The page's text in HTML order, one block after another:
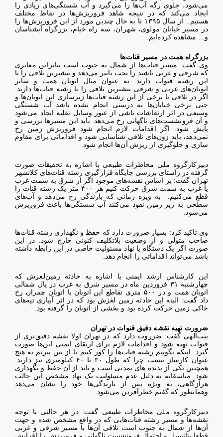
می‌شود، جلوی رگه آب‌ها را می‌گیرد و آب شستگی‌های زیادی را
ایجاد می‌کند که در نتیجه شاهد فروریزش‌ها در نقاظ مختلف
هستیم. از سال ۱۳۹۵ تا به حال چندین مورد از این فروریزش‌ها را
در مسیر خیابان مولوی، شهران، سه راه خیام، بزرگراه آبشناسان
و... مشاهده کرده‌ایم.
بزرگراه همت در مسیر قنات‌ها
وی گفت: مسیر قنات‌ها از شمال به جنوب است بنابراین معابری
که شرقی و غربی باشند را تحت تاثیر می‌دهد و بیشترین تلاقی را با
این رشته قنوات دارند. به عنوان مثال اتوبان همت و سایر
اتوبان‌های غربی و شرقی بیشترین تلاقی را با رشته قنات‌ها دارند.
اگر در تلاقی با برخی از این رشته قنات‌ها زیرسازی این اتوبان‌ها و
حتی برخی خیابان‌ها به درستی انجام نشده باشد آب شستگی
وسیعی در اثر ارتعاشات ناشی از عبور وسایل نقلیه ایجاد می‌شود
و آن فرونشست‌های ناگهانی رخ می‌دهد. باید این مسیرها بررسی و
پایش شود. اگر اقدامات لازم انجام شود فروریزش زمین رخ
نمی‌دهد، باید زون‌های تلاقی شناسایی شود و اقداماتی برای مقاوم
سازی و جلوگیری از ریزش‌ آن‌ها انجام شود.
دبیرکارگروه ملی مخاطرات طبیعی با اشاره به تحقیقات صورت
گرفته در راستای بررسی جایگاه قرارگیری رشته قنات‌های کلانشهر
تهران گفت: بر اساس نقشه‌های موجود اگر از شرق به سمت غرب
یا غرب به سمت شرق حرکت کنیم هر ۴۰۰ متر یک رشته قنات را
قطع می‌کنیم. به ویژه زمانی که بارندگی رخ می‌دهد و آب‌های
سطحی به زیر زمین نفوذ می‌کنند آب شستگی‌ها باعث فروریزش
می‌شود.
وی تاکید کرد: بسیار ضرورت دارد که حفظ و نگهداری رشته‌ قنات‌ها
صاحب متولی و از وضعیت بلاتکلیف کنونی خارج شود. در این
صورت اگر یک دستگاه یا نهاد مسئولیت خاصی در این رابطه داشته
باشد می‌تواند اقداماتی را انجام دهد.
این کارشناس ارشد ایمنی با اشاره به حادثه زمین‌لغزش که
چهارشنبه ۳۱ فروردین ماه در مسیر شرق به غرب در یال شمالی
اتوبان همت و در ۵۰۰ متری تقاطع این اتوبان با اتوبان چمران رخ
داد گفت: البته این حادثه زمین لغزش بود که در اثر آبیاری تپه‌های
خاکی زمین حرکت کرده بود و بخشی از اتوبان را گرفته بود.
ضرورت تهیه نقشه دقیق قنوات در تهران
بیت‌الهی گفت: ضرروت دارد که در تهران اولا نقشه دقیق‌تری از
قنوات تهیه شود و اقدامات لازم برای ارتقای ایمنی‌ این‌ها صورت
گیرد. اینکه بگوییم رشته قنات‌ها را کور کنیم یا از بین ببریم به هیچ
عنوان کارساز نیست چرا که طول ۳۰ تا ۴۰ کیلومتری نیز دارند.
همچنین یکی از پدیده های تمدنی است و باید از آن حفظ و نگهداری
شود. متاسفانه به دلیل عدم مسئولیت یک نهاد مشخص این حالت
هرازگاهی، به ویژه پس از بارندگی‌ها خود را نشان می‌دهد
وهمانطور که گفتم خطرآفرین می‌شود.
دبیرکارگروه ملی مخاطرات طبیعی گفت: در هر حالتی با توجه
نقشه‌ها و مسیر رشته قنات‌هایی که در واقع مشخص شده و جهت
آن‌ها از شمال به جنوب است تلاقی آن‌ها با مسیر شرقی و غربی